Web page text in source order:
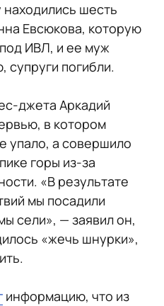
находились шесть
Евсюкова, которую
ИВЛ, и ее муж
погибли.
джета Аркадий
в котором
упало, а совершило
горы из-за
«В результате
мы посадили
сели», — заявил он,
«жечь шнурки»,
информацию, что из